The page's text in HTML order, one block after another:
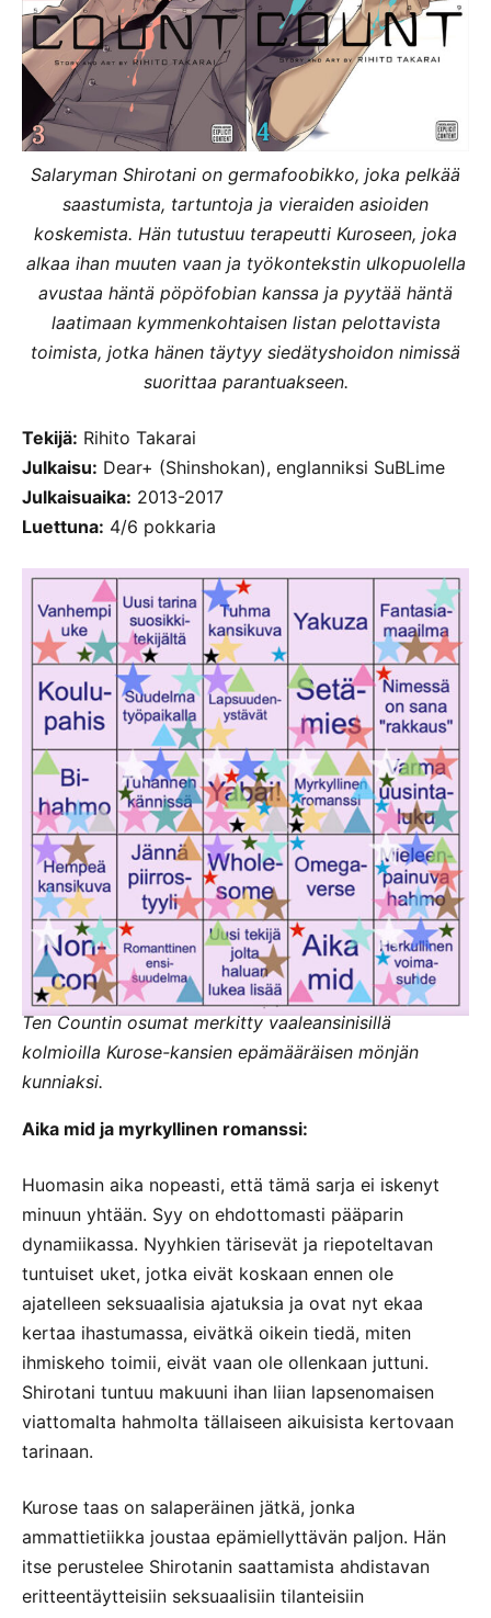
Salaryman Shirotani on germafoobikko, joka pelkää
saastumista, tartuntoja ja vieraiden asioiden
koskemista. Hän tutustuu terapeutti Kuroseen, joka
alkaa ihan muuten vaan ja työkontekstin ulkopuolella
avustaa häntä pöpöfobian kanssa ja pyytää häntä
laatimaan kymmenkohtaisen listan pelottavista
toimista, jotka hänen täytyy siedätyshoidon nimissä
suorittaa parantuakseen.
Tekijä: Rihito Takarai
Julkaisu: Dear+ (Shinshokan), englanniksi SuBLime
Julkaisuaika: 2013-2017
Luettuna: 4/6 pokkaria
Ten Countin osumat merkitty vaaleansinisillä
kolmioilla Kurose-kansien epämääräisen mönjän
kunniaksi.
Aika mid ja myrkyllinen romanssi:
Huomasin aika nopeasti, että tämä sarja ei iskenyt
minuun yhtään. Syy on ehdottomasti pääparin
dynamiikassa. Nyyhkien tärisevät ja riepoteltavan
tuntuiset uket, jotka eivät koskaan ennen ole
ajatelleen seksuaalisia ajatuksia ja ovat nyt ekaa
kertaa ihastumassa, eivätkä oikein tiedä, miten
ihmiskeho toimii, eivät vaan ole ollenkaan juttuni.
Shirotani tuntuu makuuni ihan liian lapsenomaisen
viattomalta hahmolta tällaiseen aikuisista kertovaan
tarinaan.
Kurose taas on salaperäinen jätkä, jonka
ammattietiikka joustaa epämiellyttävän paljon. Hän
itse perustelee Shirotanin saattamista ahdistavan
eritteentäytteisiin seksuaalisiin tilanteisiin